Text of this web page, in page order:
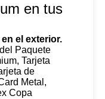
en tus
el exterior.
Paquete
Tarjeta
de
Metal,
Copa